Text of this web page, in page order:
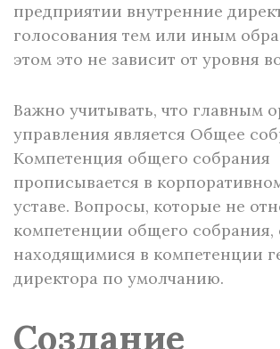
предприятии внутренние
голосования тем или иным
этом это не зависит от уровня
Важно учитывать, что главным
управления является Общее
Компетенция общего собрания
прописывается в
уставе. Вопросы, которые не
компетенции общего собрания,
находящимися в компетенции
директора по умолчанию.
Создание